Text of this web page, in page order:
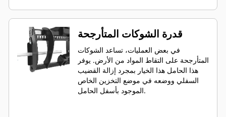
قدرة الشوكات المتأرجحة
في بعض العمليات، تساعد الشوكات
المتأرجحة على التقاط المواد من الأرض. يوفر
هذا الحامل هذا الخيار بمجرد إزالة القضيب
السفلي ووضعه في موضع التخزين الخاص
الموجود بأسفل الحامل.